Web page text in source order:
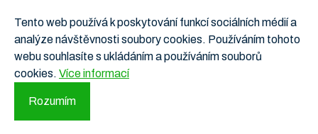
Tento web používá k poskytování funkcí sociálních médií a
analýze návštěvnosti soubory cookies. Používáním tohoto
webu souhlasíte s ukládáním a používáním souborů
cookies. Více informací
Rozumím